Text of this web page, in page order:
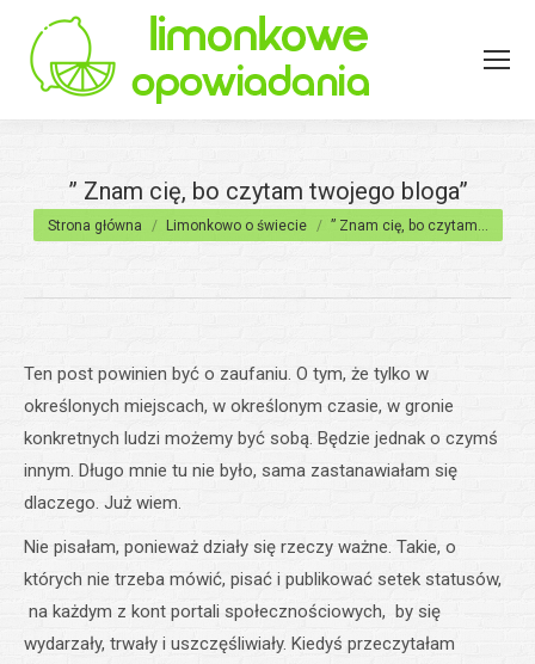
” Znam cię, bo czytam twojego bloga”
Jesteś tutaj:
Strona główna Limonkowo o świecie ” Znam cię, bo czytam…
Ten post powinien być o zaufaniu. O tym, że tylko w
określonych miejscach, w określonym czasie, w gronie
konkretnych ludzi możemy być sobą. Będzie jednak o czymś
innym. Długo mnie tu nie było, sama zastanawiałam się
dlaczego. Już wiem.
Nie pisałam, ponieważ działy się rzeczy ważne. Takie, o
których nie trzeba mówić, pisać i publikować setek statusów,
na każdym z kont portali społecznościowych, by się
wydarzały, trwały i uszczęśliwiały. Kiedyś przeczytałam